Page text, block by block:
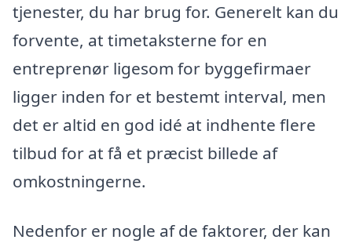
tjenester, du har brug for. Generelt kan du
forvente, at timetaksterne for en
entreprenør ligesom for byggefirmaer
ligger inden for et bestemt interval, men
det er altid en god idé at indhente flere
tilbud for at få et præcist billede af
omkostningerne.
Nedenfor er nogle af de faktorer, der kan